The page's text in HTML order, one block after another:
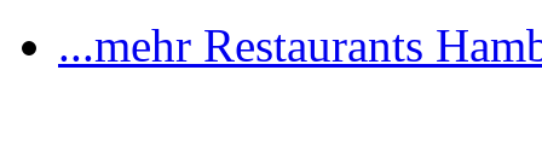
...mehr Restaurants